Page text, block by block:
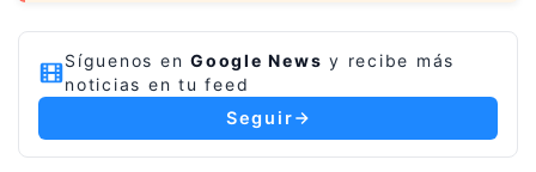
Síguenos en Google News y recibe más
noticias en tu feed
Seguir